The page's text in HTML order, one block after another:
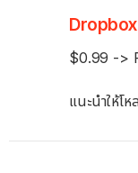
$0.99 ->
แนะนำให้โ